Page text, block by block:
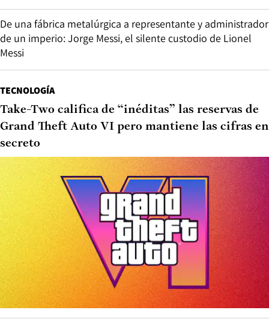
De una fábrica metalúrgica a representante y administrador
de un imperio: Jorge Messi, el silente custodio de Lionel
Messi
TECNOLOGÍA
Take-Two califica de “inéditas” las reservas de
Grand Theft Auto VI pero mantiene las cifras en
secreto